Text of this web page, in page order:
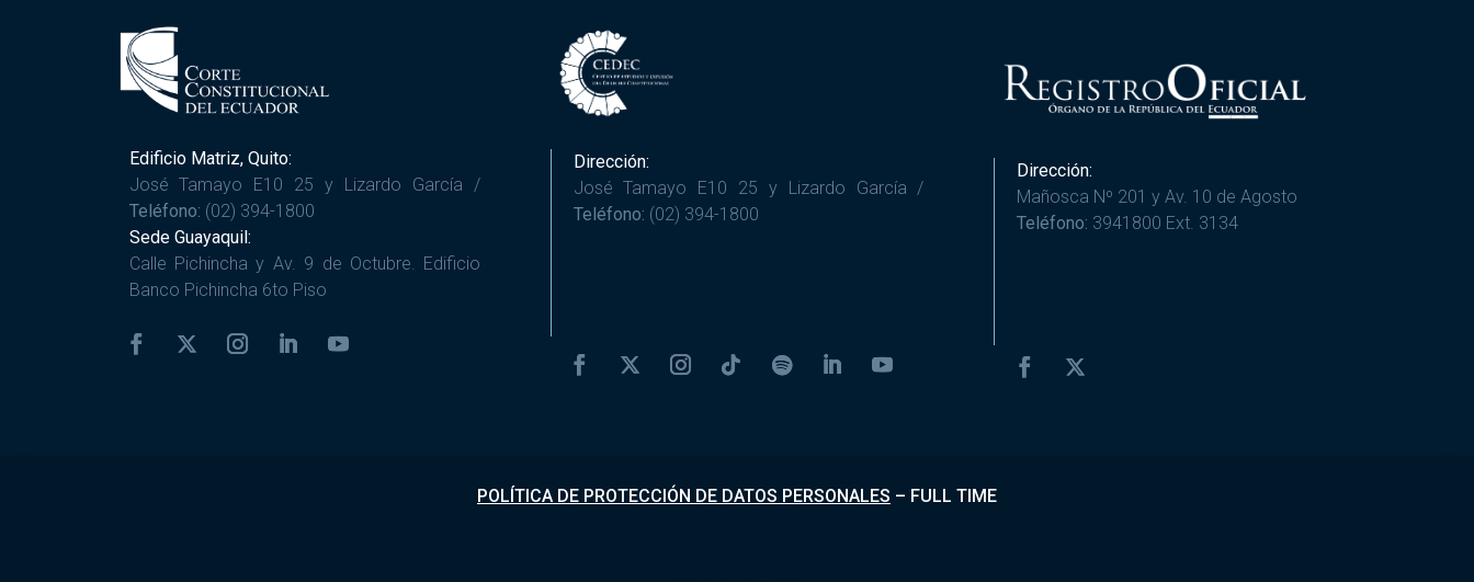
Edificio Matriz, Quito:
José Tamayo E10 25 y Lizardo García /
Teléfono: (02) 394-1800
Sede Guayaquil:
Calle Pichincha y Av. 9 de Octubre. Edificio
Banco Pichincha 6to Piso
Dirección:
José Tamayo E10 25 y Lizardo García /
Teléfono: (02) 394-1800
Dirección:
Mañosca Nº 201 y Av. 10 de Agosto
Teléfono: 3941800 Ext. 3134
POLÍTICA DE PROTECCIÓN DE DATOS PERSONALES – FULL TIME